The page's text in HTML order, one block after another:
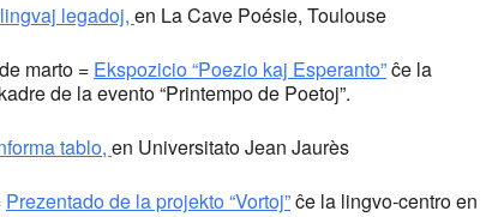
legadoj, en La Cave Poésie, Toulouse
marto = Ekspozicio “Poezio kaj Esperanto”ĉe la
de la evento “Printempo de Poetoj”.
tablo, en Universitato Jean Jaurès
Prezentado de la projekto “Vortoj”ĉe la lingvo-centro en